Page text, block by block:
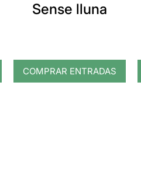
Sense lluna
COMPRAR ENTRADAS